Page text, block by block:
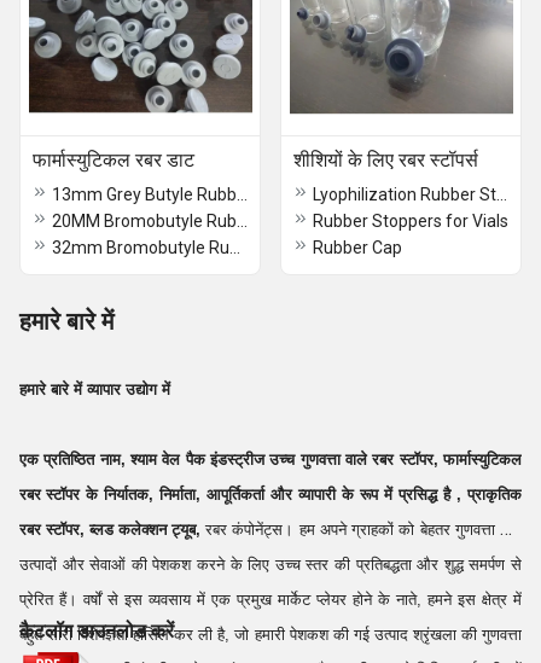
फार्मास्युटिकल रबर डाट शीशियों के लिए रबर स्टॉपर्स
Rubber Stoppers for Vials
Rubber Cap
हमारे बारे में
हमारे बारे मेंव्यापार उद्योग में
एक प्रतिष्ठित नाम,श्याम वेल पैक इंडस्ट्रीजउच्च गुणवत्ता वालेरबर स्टॉपर, फार्मास्युटिकल
रबर स्टॉपरकेनिर्यातक, निर्माता, आपूर्तिकर्ताऔरव्यापारीके रूप में प्रसिद्ध है , प्राकृतिक
रबर स्टॉपर,ब्लडकलेक्शन ट्यूब, रबर कंपोनेंट्स। हम अपने ग्राहकों को बेहतर गुणवत्ता वाले
उत्पादों और सेवाओं की पेशकश करने के लिए उच्च स्तर की प्रतिबद्धता और शुद्ध समर्पण से
प्रेरित हैं। वर्षों से इस व्यवसाय में एक प्रमुख मार्केट प्लेयर होने के नाते, हमने इस क्षेत्र में
बहुत सारी विशेषज्ञता हासिल कर ली है, जो हमारी पेशकश की गई उत्पाद श्रृंखला की गुणवत्ता
कैटलॉग डाउनलोड करें